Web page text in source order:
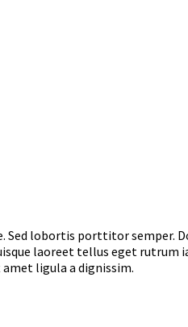
lobortis porttitor semper.
laoreet tellus eget rutrum
ligula a dignissim.